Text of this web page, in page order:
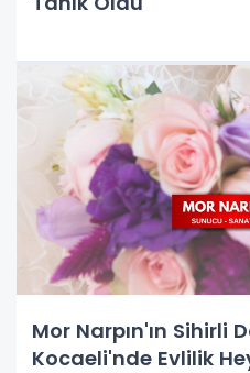
Mor Narpın'ın Sihirli
Kocaeli'nde Evlilik